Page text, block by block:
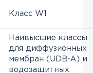
Класс W1
Наивысшие классы
для диффузионных
мембран (UDB-A) и
водозащитных